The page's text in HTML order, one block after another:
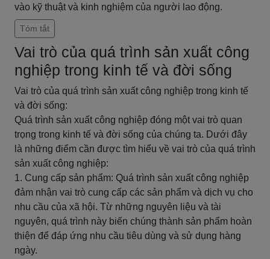
vào kỹ thuật và kinh nghiệm của người lao động.
Tóm tắt
Vai trò của quá trình sản xuất công
nghiệp trong kinh tế và đời sống
Vai trò của quá trình sản xuất công nghiệp trong kinh tế
và đời sống:
Quá trình sản xuất công nghiệp đóng một vai trò quan
trọng trong kinh tế và đời sống của chúng ta. Dưới đây
là những điểm cần được tìm hiểu về vai trò của quá trình
sản xuất công nghiệp:
1. Cung cấp sản phẩm: Quá trình sản xuất công nghiệp
đảm nhận vai trò cung cấp các sản phẩm và dịch vụ cho
nhu cầu của xã hội. Từ những nguyên liệu và tài
nguyên, quá trình này biến chúng thành sản phẩm hoàn
thiện để đáp ứng nhu cầu tiêu dùng và sử dụng hàng
ngày.